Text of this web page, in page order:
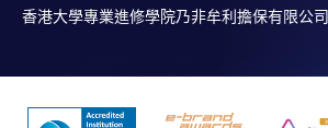
香港大學專業進修學院乃非牟利擔保有限公司